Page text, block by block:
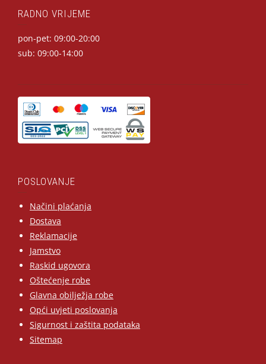
RADNO VRIJEME
pon-pet: 09:00-20:00
sub: 09:00-14:00
POSLOVANJE
Načini plaćanja
Dostava
Reklamacije
Jamstvo
Raskid ugovora
Oštećenje robe
Glavna obilježja robe
Opći uvjeti poslovanja
Sigurnost i zaštita podataka
Sitemap